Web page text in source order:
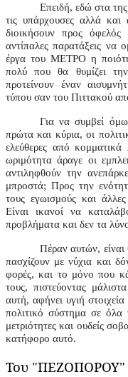
Επειδή, εδώ στα
τις υπάρχουσες αλλά και
διοικήσουν προς
αντίπαλες παρατάξεις να
έργα του ΜΕΤΡΟ η
πολύ που θα θυμίζει
προτείνουν έναν
τύπου σαν του Πιττακού
Για να συμβεί
πρώτα και κύρια, οι
ελεύθερες από
ωριμότητα άραγε οι
αντιληφθούν την
μπροστά; Προς την
τους εγωισμούς και
Είναι ικανοί να
προβλήματα και δεν τα
Πέραν αυτών, είναι
πασχίζουν με νύχια και
φορές, και το μόνο που
τους, πιστεύοντας
αυτή, αφήνει υγιή
πολιτικό σύστημα σε όλα
μετριότητες και ουδείς
κατήφορο αυτό.
Του "ΠΕΖΟΠΟΡΟΥ"